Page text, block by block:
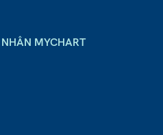
MYCHART